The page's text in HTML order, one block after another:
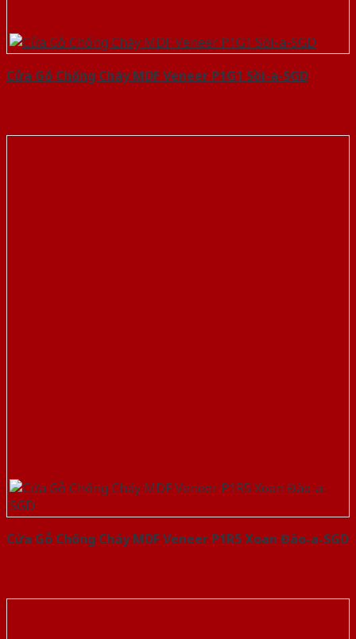
Cửa Gỗ Chống Cháy MDF Veneer P1G1 Sồi-a-SGD
Cửa Gỗ Chống Cháy MDF Veneer P1R5 Xoan Đào-a-SGD